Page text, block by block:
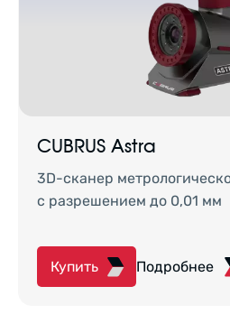
CUBRUS Astra
3D-сканер
с разрешением до 0,01 мм
Купить Подробнее